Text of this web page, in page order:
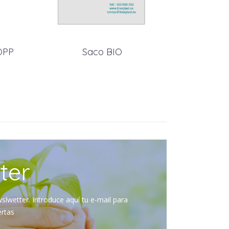
Saco BIO
Introduce aquí tu e-mail para